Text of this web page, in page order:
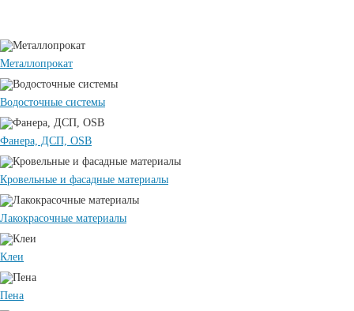
Металлопрокат
Водосточные системы
Фанера, ДСП, OSB
Кровельные и фасадные материалы
Лакокрасочные материалы
Клеи
Пена